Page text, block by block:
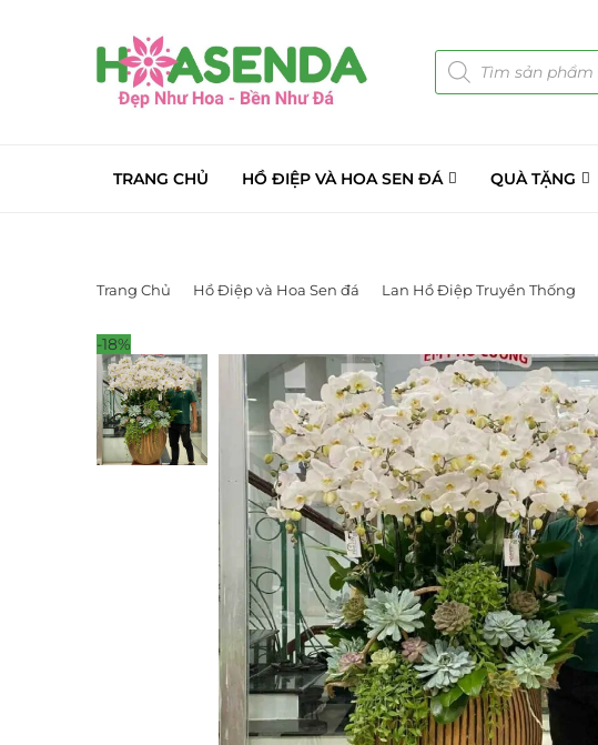
TRANG CHỦ HỒ ĐIỆP VÀ HOA SEN ĐÁ QUÀ TẶNG
Trang Chủ Hồ Điệp và Hoa Sen đá Lan Hồ Điệp Truyền Thống
-18%